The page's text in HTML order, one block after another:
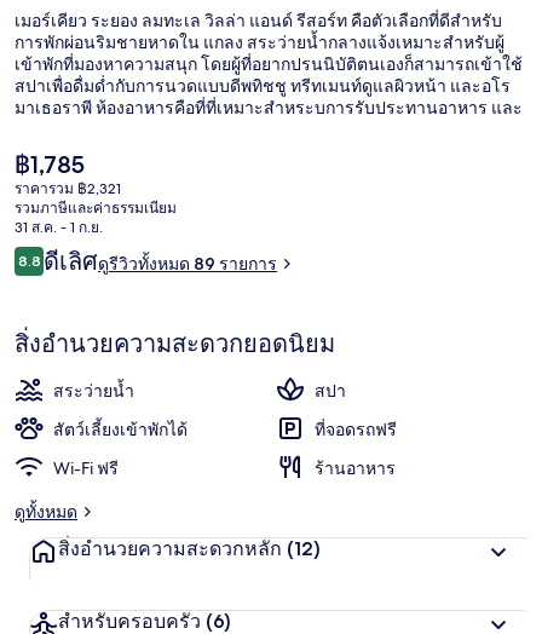
วิลล่า
แอนด์
รีสอร์ท
เมอร์เคียว ระยอง ลมทะเล วิลล่า แอนด์ รีสอร์ท คือตัวเลือกที่ดีสำหรับ
การพักผ่อนริมชายหาดใน แกลง สระว่ายน้ำกลางแจ้งเหมาะสำหรับผู้
เข้าพักที่มองหาความสนุก โดยผู้ที่อยากปรนนิบัติตนเองก็สามารถเข้าใช้
สปาเพื่อดื่มด่ำกับการนวดแบบดีพทิชชู ทรีทเมนท์ดูแลผิวหน้า และอโร
มาเธอราพี ห้องอาหารคือที่ที่เหมาะสำหระบการรับประทานอาหาร และ
ได้แก่ สโมสรสำหรับเด็กฟรี ฟิตเนส และสโมสรสำหรับเด็ก
ราคา
ปัจจุบัน
฿1,785
฿1,785
ราคารวม ฿2,321
รวมภาษีและค่าธรรมเนียม
31 ส.ค. - 1 ก.ย.
รีวิว
8.88.8 จาก 10
ดีเลิศดูรีวิวทั้งหมด 89 รายการ
สิ่งอำนวยความสะดวกยอดนิยม
สระว่ายน้ำ
สปา
สัตว์เลี้ยงเข้าพักได้
ที่จอดรถฟรี
Wi-Fi ฟรี
ร้านอาหาร
ดูทั้งหมด
สิ่งอำนวยความสะดวกหลัก (12)
สำหรับครอบครัว (6)